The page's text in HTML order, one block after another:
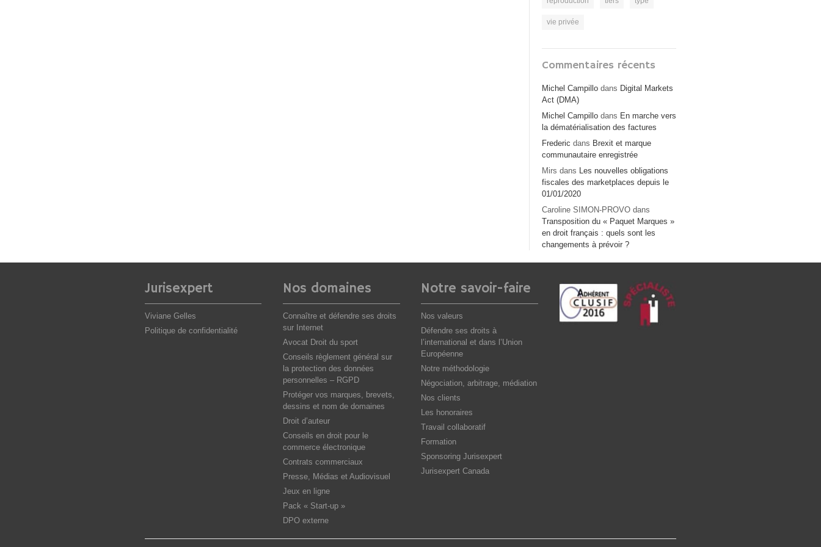
vie privée
Commentaires récents
Michel Campillo dans Digital Markets
Act (DMA)
Michel Campillo dans En marche vers
la dématérialisation des factures
Frederic dans Brexit et marque
communautaire enregistrée
Mirs dans Les nouvelles obligations
fiscales des marketplaces depuis le
01/01/2020
Caroline SIMON-PROVO dans
Transposition du « Paquet Marques »
en droit français : quels sont les
changements à prévoir ?
Jurisexpert
Viviane Gelles
Politique de confidentialité
Nos domaines
Connaître et défendre ses droits
sur Internet
Avocat Droit du sport
Conseils règlement général sur
la protection des données
personnelles – RGPD
Protéger vos marques, brevets,
dessins et nom de domaines
Droit d’auteur
Conseils en droit pour le
commerce électronique
Contrats commerciaux
Presse, Médias et Audiovisuel
Jeux en ligne
Pack « Start-up »
DPO externe
Notre savoir-faire
Nos valeurs
Défendre ses droits à
l’international et dans l’Union
Européenne
Notre méthodologie
Négociation, arbitrage, médiation
Nos clients
Les honoraires
Travail collaboratif
Formation
Sponsoring Jurisexpert
Jurisexpert Canada